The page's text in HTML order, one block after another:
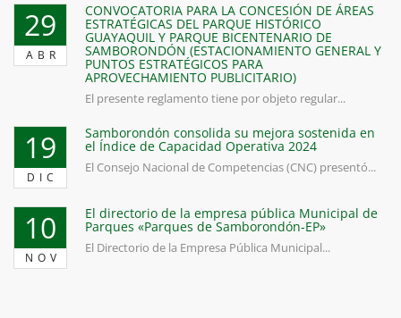
29
ABR
CONVOCATORIA PARA LA CONCESIÓN DE ÁREAS
ESTRATÉGICAS DEL PARQUE HISTÓRICO
GUAYAQUIL Y PARQUE BICENTENARIO DE
SAMBORONDÓN (ESTACIONAMIENTO GENERAL Y
PUNTOS ESTRATÉGICOS PARA
APROVECHAMIENTO PUBLICITARIO)
El presente reglamento tiene por objeto regular...
19
DIC
Samborondón consolida su mejora sostenida en
el Índice de Capacidad Operativa 2024
El Consejo Nacional de Competencias (CNC) presentó...
10
NOV
El directorio de la empresa pública Municipal de
Parques «Parques de Samborondón-EP»
El Directorio de la Empresa Pública Municipal...